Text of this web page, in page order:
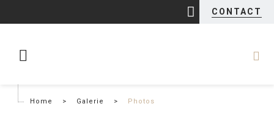
CONTACT
Home > Galerie > Photos